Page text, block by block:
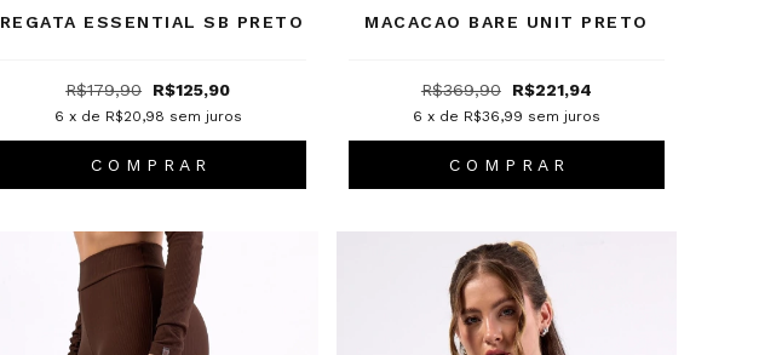
REGATA ESSENTIAL SB PRETO
R$179,90 R$125,90
6 x de R$20,98 sem juros
C O M P R A R
MACACAO BARE UNIT PRETO
R$369,90 R$221,94
6 x de R$36,99 sem juros
C O M P R A R